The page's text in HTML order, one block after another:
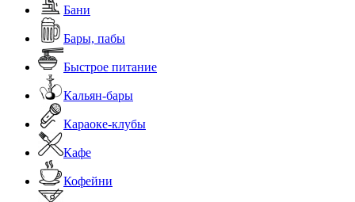
Бани
Бары, пабы
Быстрое питание
Кальян-бары
Караоке-клубы
Кафе
Кофейни